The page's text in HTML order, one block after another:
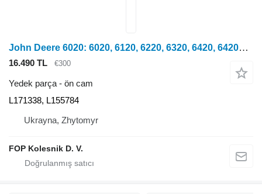
John Deere 6020: 6020, 6120, 6220, 6320, 6420, 6420S, 6520, 6620, 6820, 6920, 6920S; SE 6020, 6120, 6220, 6320, 6420, 6520, 6620, 6920, 6030: 6130, 6230, 6330, 6430, 6530, 6630, 6830, 6930, 7030: 7330, 7430, 7530 tekerlekli traktör için John Deere L171338, L155784 ön cam
16.490 TL €300
Yedek parça - ön cam
L171338, L155784
Ukrayna, Zhytomyr
FOP Kolesnik D. V.